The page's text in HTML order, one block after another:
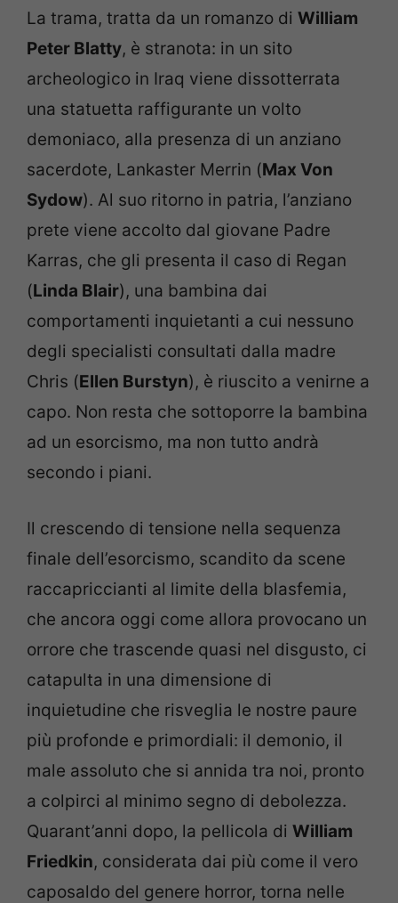
La trama, tratta da un romanzo di William
Peter Blatty, è stranota: in un sito
archeologico in Iraq viene dissotterrata
una statuetta raffigurante un volto
demoniaco, alla presenza di un anziano
sacerdote, Lankaster Merrin (Max Von
Sydow). Al suo ritorno in patria, l’anziano
prete viene accolto dal giovane Padre
Karras, che gli presenta il caso di Regan
(Linda Blair), una bambina dai
comportamenti inquietanti a cui nessuno
degli specialisti consultati dalla madre
Chris (Ellen Burstyn), è riuscito a venirne a
capo. Non resta che sottoporre la bambina
ad un esorcismo, ma non tutto andrà
secondo i piani.
Il crescendo di tensione nella sequenza
finale dell’esorcismo, scandito da scene
raccapriccianti al limite della blasfemia,
che ancora oggi come allora provocano un
orrore che trascende quasi nel disgusto, ci
catapulta in una dimensione di
inquietudine che risveglia le nostre paure
più profonde e primordiali: il demonio, il
male assoluto che si annida tra noi, pronto
a colpirci al minimo segno di debolezza.
Quarant’anni dopo, la pellicola di William
Friedkin, considerata dai più come il vero
caposaldo del genere horror, torna nelle